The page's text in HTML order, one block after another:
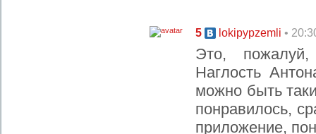
5 lokipypzemli •
Это,
Наглость
можно быть
понравилось,
приложение,